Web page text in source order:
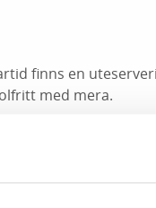
finns en
med mera.